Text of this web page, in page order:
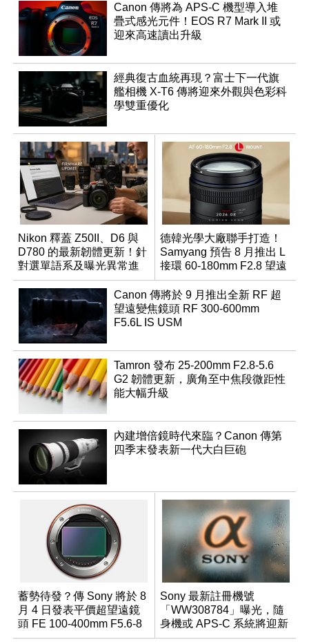
Canon 傳將為 APS-C 機型導入堆
疊式感光元件！EOS R7 Mark II 或
迎來高速讀出升級
經典復古血統再現？富士下一代旗
艦相機 X-T6 傳將迎來外觀與色彩科
學雙重優化
Nikon 釋蓋 Z50II、D6 與
D780 的最新韌體更新！針
對選單語系及曝光異常進
行修復
德韓光學大廠聯手打造！
Samyang 預告 8 月推出 L
接環 60-180mm F2.8 望遠
變焦鏡
Canon 傳將於 9 月推出全新 RF 超
望遠變焦鏡頭 RF 300-600mm
F5.6L IS USM
Tamron 發布 25-200mm F2.8-5.6
G2 韌體更新，廣角至中焦段微距性
能大幅升級
內建增倍鏡時代來臨？Canon 傳第
四季末發表新一代大白巨砲
蓄勢待發？傳 Sony 將於 8
月 4 日發表平價超望遠鏡
頭 FE 100-400mm F5.6-8
Sony 最新註冊機號
「WW308784」曝光，隨
身機或 APS-C 系統將迎新
成員？